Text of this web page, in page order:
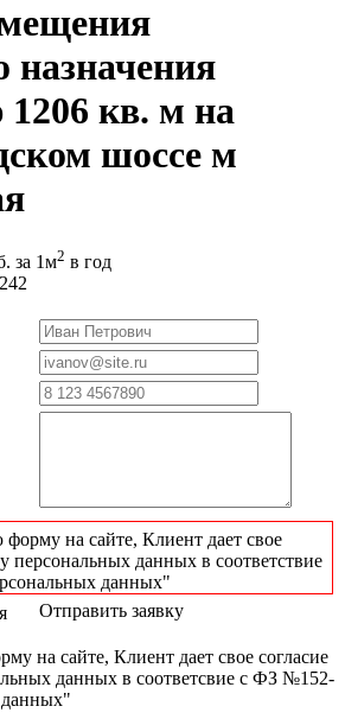
назначения
кв. м на
шоссе м
за 1м2 в год
на сайте, Клиент дает свое
персональных данных в соответствие
данных"
Отправить заявку
на сайте, Клиент дает свое согласие
данных в соответсвие с ФЗ №152-